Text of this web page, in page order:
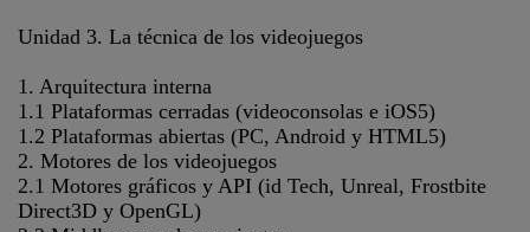
Unidad 3. La técnica de los videojuegos
1. Arquitectura interna
1.1 Plataformas cerradas (videoconsolas e iOS5)
1.2 Plataformas abiertas (PC, Android y HTML5)
2. Motores de los videojuegos
2.1 Motores gráficos y API (id Tech, Unreal, Frostbite
Direct3D y OpenGL)